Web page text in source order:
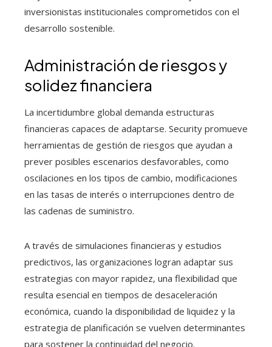
inversionistas institucionales comprometidos con el
desarrollo sostenible.
Administración de riesgos y
solidez financiera
La incertidumbre global demanda estructuras
financieras capaces de adaptarse. Security promueve
herramientas de gestión de riesgos que ayudan a
prever posibles escenarios desfavorables, como
oscilaciones en los tipos de cambio, modificaciones
en las tasas de interés o interrupciones dentro de
las cadenas de suministro.
A través de simulaciones financieras y estudios
predictivos, las organizaciones logran adaptar sus
estrategias con mayor rapidez, una flexibilidad que
resulta esencial en tiempos de desaceleración
económica, cuando la disponibilidad de liquidez y la
estrategia de planificación se vuelven determinantes
para sostener la continuidad del negocio.